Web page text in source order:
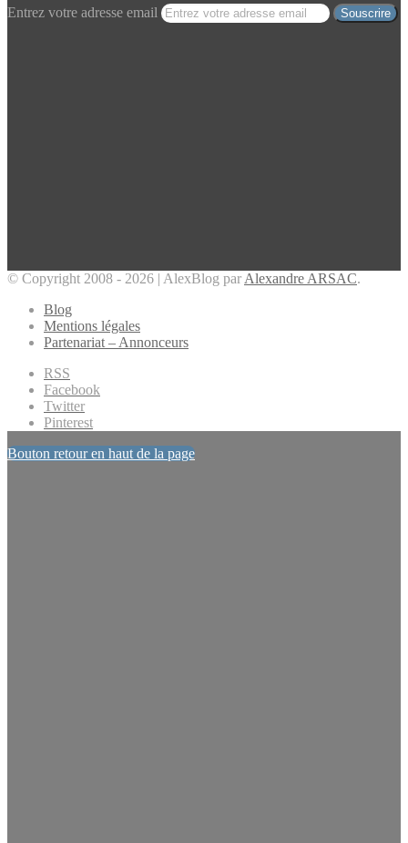
Entrez votre adresse email
© Copyright 2008 - 2026 | AlexBlog par Alexandre ARSAC.
Blog
Mentions légales
Partenariat – Annonceurs
RSS
Facebook
Twitter
Pinterest
Bouton retour en haut de la page